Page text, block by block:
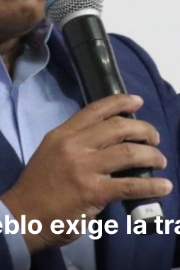
exige la